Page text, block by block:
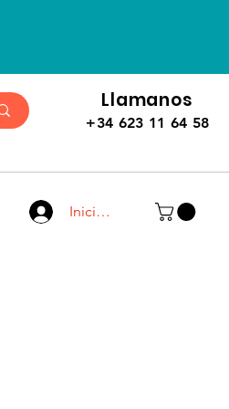
Llamanos
+34 623 11 64 58
Iniciar sesión